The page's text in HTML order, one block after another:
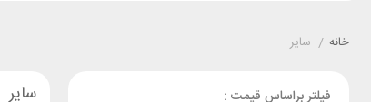
خانه / سایر
سایر فیلتر براساس قیمت :